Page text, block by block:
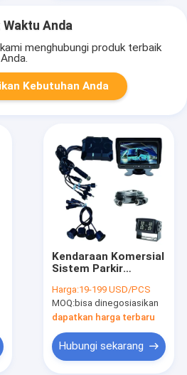
Waktu Anda
menghubungi produk terbaik
Kebutuhan Anda
Kendaraan Komersial
Sistem Parkir
Tampilan Belakang
dengan Monitor 7"
Harga:19-199 USD/PCS
MOQ:bisa dinegosiasikan
dapatkan harga terbaru
Hubungi sekarang